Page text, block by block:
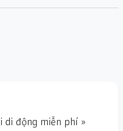
di động miễn phí »